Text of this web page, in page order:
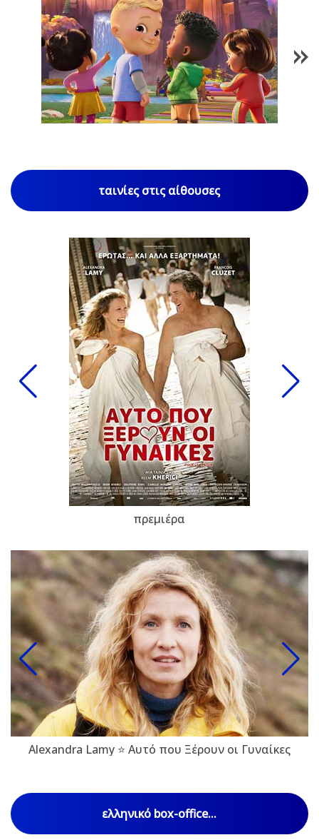
1/85
ταινίες στις αίθουσες
πρεμιέρα
Alexandra Lamy ⭐ Αυτό που Ξέρουν οι Γυναίκες
ελληνικό box-office...